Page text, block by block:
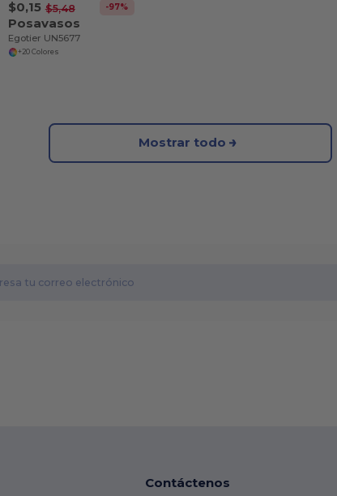
$0,15 $5,48 -97%
Posavasos
Egotier UN5677
+20 Colores
Mostrar todo
Contáctenos